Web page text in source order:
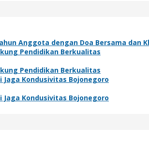
Anggota dengan Doa Bersama dan
Pendidikan Berkualitas
Pendidikan Berkualitas
Jaga Kondusivitas Bojonegoro
Jaga Kondusivitas Bojonegoro